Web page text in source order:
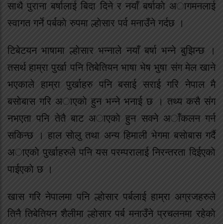
साथै पुराना बर्षालाई बिदा दिने र नयाँ बर्षाकाे अागमनलाई
स्वागत गर्ने पर्बकाे रुपमा ल्हाेसार पर्व मनाउँने गर्दछ ।
टिबेटयन भाषामा ल्हाेसार भन्नाले नयाँ बर्षा भन्ने बुझिन्छ ।
तसर्थ हाम्रा पुर्खा पनि तिबेतियन भाषा भेष भुषा संग मेल खाने
भएकाले हाम्रा पुर्खाहरु पनि बसाई सराई गरि नेपाल मै
बसाेबास गरि अाएकाे हुन भन्ने भनाई छ । तथ्य कसै संग
नभएता पनि तेतै बाट अाएकाे हुन सक्ने अाँकलन गर्न
सकिन्छ । हाल साेलु तथा अन्य हिमाली भेगमा बसाेबास गर्दै
अाएकाे पुर्खाहरुले पनि यस परम्परालाई निरन्तरता दिईएकाे
पाईएकाे छ ।
खास गरि नेपालमा पनि ल्हाेसार पर्बलाई हाम्रा अग्रजहरुले
तिनै तिबेतियन शैलीमा ल्हाेसार पर्ब मनाउँने प्रचलनमा रहेकाे